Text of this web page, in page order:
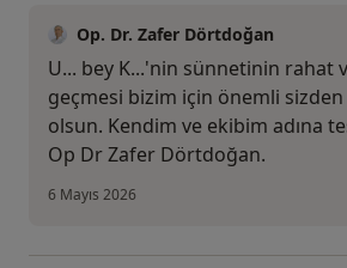
Op. Dr. Zafer Dörtdoğan
U... bey K...'nin sünnetinin rahat
geçmesi bizim için önemli sizden
olsun. Kendim ve ekibim adına
Op Dr Zafer Dörtdoğan.
6 Mayıs 2026